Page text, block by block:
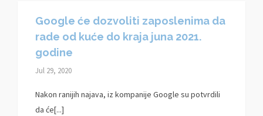
Google će dozvoliti zaposlenima da
rade od kuće do kraja juna 2021.
godine
Jul 29, 2020
Nakon ranijih najava, iz kompanije Google su potvrdili
da će[...]